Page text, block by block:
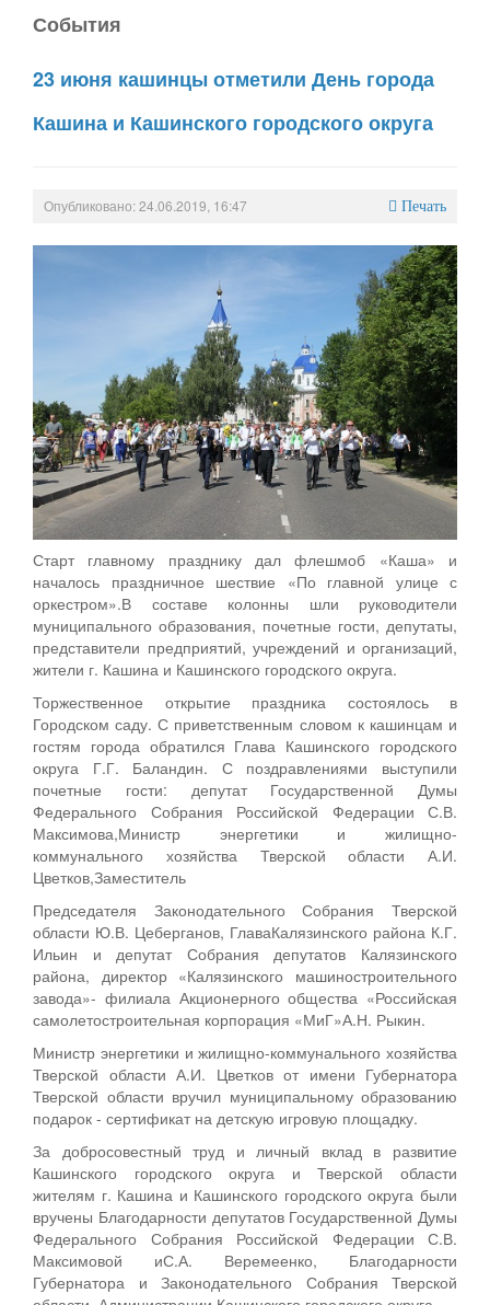
События
23 июня кашинцы отметили День города
Кашина и Кашинского городского округа
Опубликовано: 24.06.2019, 16:47 Печать
Старт главному празднику дал флешмоб «Каша» и
началось праздничное шествие «По главной улице с
оркестром».В составе колонны шли руководители
муниципального образования, почетные гости, депутаты,
представители предприятий, учреждений и организаций,
жители г. Кашина и Кашинского городского округа.
Торжественное открытие праздника состоялось в
Городском саду. С приветственным словом к кашинцам и
гостям города обратился Глава Кашинского городского
округа Г.Г. Баландин. С поздравлениями выступили
почетные гости: депутат Государственной Думы
Федерального Собрания Российской Федерации С.В.
Максимова,Министр энергетики и жилищно-
коммунального хозяйства Тверской области А.И.
Цветков,Заместитель
Председателя Законодательного Собрания Тверской
области Ю.В. Цеберганов, ГлаваКалязинского района К.Г.
Ильин и депутат Собрания депутатов Калязинского
района, директор «Калязинского машиностроительного
завода»- филиала Акционерного общества «Российская
самолетостроительная корпорация «МиГ»А.Н. Рыкин.
Министр энергетики и жилищно-коммунального хозяйства
Тверской области А.И. Цветков от имени Губернатора
Тверской области вручил муниципальному образованию
подарок - сертификат на детскую игровую площадку.
За добросовестный труд и личный вклад в развитие
Кашинского городского округа и Тверской области
жителям г. Кашина и Кашинского городского округа были
вручены Благодарности депутатов Государственной Думы
Федерального Собрания Российской Федерации С.В.
Максимовой иС.А. Веремеенко, Благодарности
Губернатора и Законодательного Собрания Тверской